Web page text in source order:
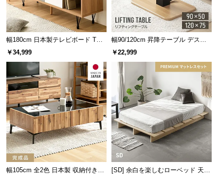
便利なオープン棚
飾るディスプレイとしても活躍します。
幅180cm 日本製テレビボード TOT-
007
￥34,999
幅90/120cm 昇降テーブル デスク
無段階高さ調節 ガス圧昇降式 ダイ
￥22,999
幅105cm 全2色 日本製 収納付きセ
[SD] 余白を楽しむローベッド 天然